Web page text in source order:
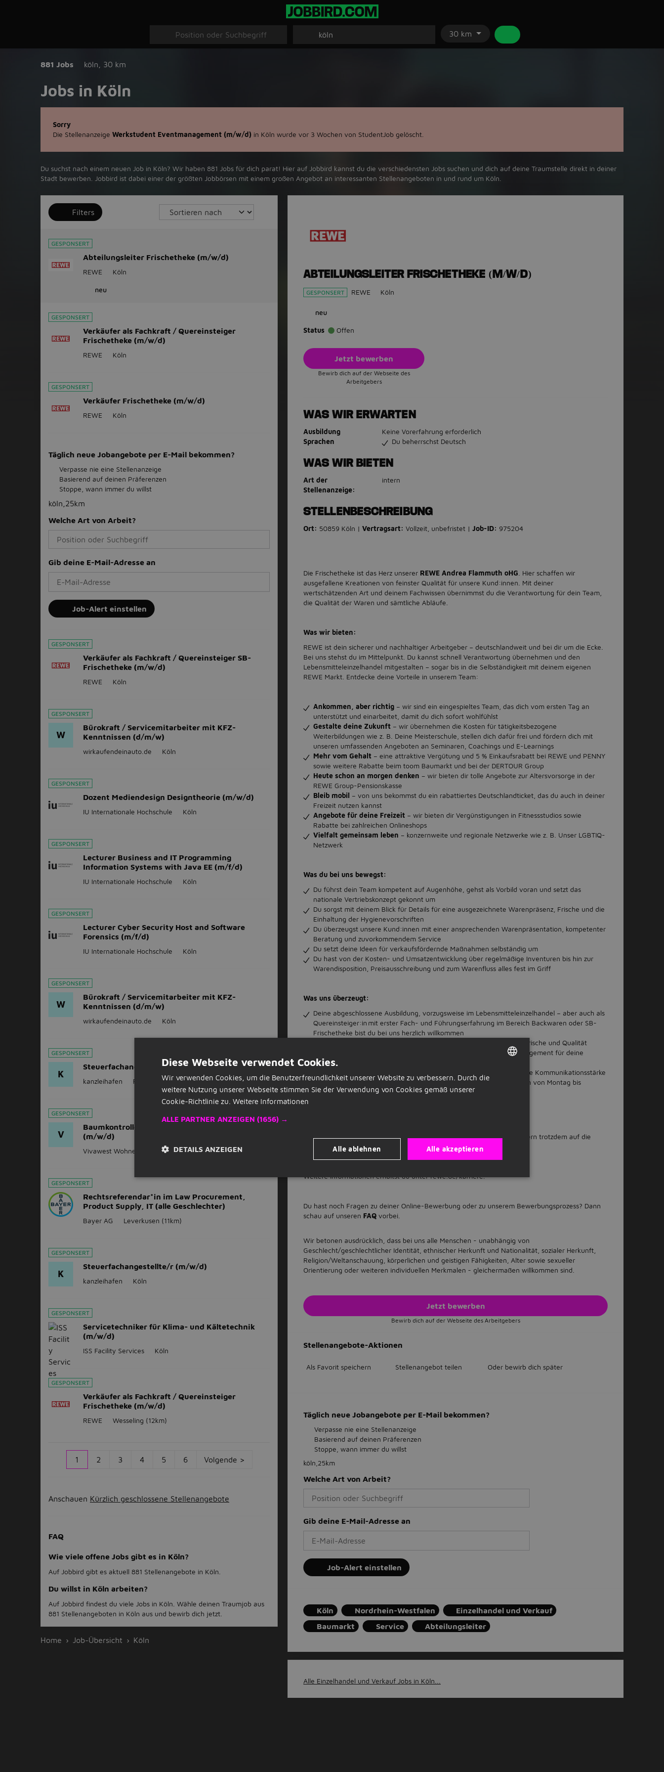
30 km
881 Jobs köln 30 km
Jobs in Köln
Sorry
Die Stellenanzeige Werkstudent Eventmanagement (m/w/d) in Köln wurde vor 3 Wochen von StudentJob gelöscht.
Du suchst nach einem neuen Job in Köln? Wir haben 881 Jobs für dich parat! Hier auf Jobbird kannst du die verschiedensten Jobs suchen und dich auf deine Traumstelle direkt in deiner
Stadt bewerben. Jobbird ist dabei einer der größten Jobbörsen mit einem großen Angebot an interessanten Stellenangeboten in und rund um Köln.
Filters
GESPONSERT
Abteilungsleiter Frischetheke (m/w/d)
REWE Köln
neu
GESPONSERT
Verkäufer als Fachkraft / Quereinsteiger
Frischetheke (m/w/d)
REWE Köln
GESPONSERT
Verkäufer Frischetheke (m/w/d)
REWE Köln
Täglich neue Jobangebote per E-Mail bekommen?
Verpasse nie eine Stellenanzeige
Basierend auf deinen Präferenzen
Stoppe, wann immer du willst
köln,25km
Welche Art von Arbeit?
Gib deine E-Mail-Adresse an
Job-Alert einstellen
GESPONSERT
Verkäufer als Fachkraft / Quereinsteiger SB-
Frischetheke (m/w/d)
REWE Köln
GESPONSERT
W
Bürokraft / Servicemitarbeiter mit KFZ-
Kenntnissen (d/m/w)
wirkaufendeinauto.de Köln
GESPONSERT
Dozent Mediendesign Designtheorie (m/w/d)
IU Internationale Hochschule Köln
GESPONSERT
Lecturer Business and IT Programming
Information Systems with Java EE (m/f/d)
IU Internationale Hochschule Köln
GESPONSERT
Lecturer Cyber Security Host and Software
Forensics (m/f/d)
IU Internationale Hochschule Köln
GESPONSERT
W
Bürokraft / Servicemitarbeiter mit KFZ-
Kenntnissen (d/m/w)
wirkaufendeinauto.de Köln
GESPONSERT
K
Steuerfachangestellte/r (m/w/d)
kanzleihafen Frechen (10km)
GESPONSERT
V
Baumkontrolleur / Spielplatzkontrolleur
(m/w/d)
Vivawest Wohnen GmbH Leverkusen (11km)
GESPONSERT
Rechtsreferendar*in im Law Procurement,
Product Supply, IT (alle Geschlechter)
Bayer AG Leverkusen (11km)
GESPONSERT
K
Steuerfachangestellte/r (m/w/d)
kanzleihafen Köln
GESPONSERT
Servicetechniker für Klima- und Kältetechnik
(m/w/d)
ISS Facility Services Köln
GESPONSERT
Verkäufer als Fachkraft / Quereinsteiger
Frischetheke (m/w/d)
REWE Wesseling (12km)
1 2 3 4 5 6 Volgende >
Anschauen Kürzlich geschlossene Stellenangebote
FAQ
Wie viele offene Jobs gibt es in Köln?
Auf Jobbird gibt es aktuell 881 Stellenangebote in Köln.
Du willst in Köln arbeiten?
Auf Jobbird findest du viele Jobs in Köln. Wähle deinen Traumjob aus
881 Stellenangeboten in Köln aus und bewirb dich jetzt.
Home Job-Übersicht Köln
ABTEILUNGSLEITER FRISCHETHEKE (M/W/D)
GESPONSERT REWE Köln
neu
Status Offen
Jetzt bewerben
Bewirb dich auf der Webseite des
Arbeitgebers
WAS WIR ERWARTEN
Ausbildung
Keine Vorerfahrung erforderlich
Sprachen
Du beherrschst Deutsch
WAS WIR BIETEN
Art der
Stellenanzeige:
intern
STELLENBESCHREIBUNG
Ort: 50859 Köln | Vertragsart: Vollzeit, unbefristet | Job-ID: 975204
Die Frischetheke ist das Herz unserer REWE Andrea Flammuth oHG . Hier schaffen wir
ausgefallene Kreationen von feinster Qualität für unsere Kund:innen. Mit deiner
wertschätzenden Art und deinem Fachwissen übernimmst du die Verantwortung für dein Team,
die Qualität der Waren und sämtliche Abläufe.
Was wir bieten:
REWE ist dein sicherer und nachhaltiger Arbeitgeber – deutschlandweit und bei dir um die Ecke.
Bei uns stehst du im Mittelpunkt. Du kannst schnell Verantwortung übernehmen und den
Lebensmitteleinzelhandel mitgestalten – sogar bis in die Selbständigkeit mit deinem eigenen
REWE Markt. Entdecke deine Vorteile in unserem Team:
Ankommen, aber richtig – wir sind ein eingespieltes Team, das dich vom ersten Tag an
unterstützt und einarbeitet, damit du dich sofort wohlfühlst
Gestalte deine Zukunft – wir übernehmen die Kosten für tätigkeitsbezogene
Weiterbildungen wie z. B. Deine Meisterschule, stellen dich dafür frei und fördern dich mit
unseren umfassenden Angeboten an Seminaren, Coachings und E-Learnings
Mehr vom Gehalt – eine attraktive Vergütung und 5 % Einkaufsrabatt bei REWE und PENNY
sowie weitere Rabatte beim toom Baumarkt und bei der DERTOUR Group
Heute schon an morgen denken – wir bieten dir tolle Angebote zur Altersvorsorge in der
REWE Group-Pensionskasse
Bleib mobil – von uns bekommst du ein rabattiertes Deutschlandticket, das du auch in deiner
Freizeit nutzen kannst
Angebote für deine Freizeit – wir bieten dir Vergünstigungen in Fitnessstudios sowie
Rabatte bei zahlreichen Onlineshops
Vielfalt gemeinsam leben – konzernweite und regionale Netzwerke wie z. B. Unser LGBTIQ-
Netzwerk
Was du bei uns bewegst:
Du führst dein Team kompetent auf Augenhöhe, gehst als Vorbild voran und setzt das
nationale Vertriebskonzept gekonnt um
Du sorgst mit deinem Blick für Details für eine ausgezeichnete Warenpräsenz, Frische und die
Einhaltung der Hygienevorschriften
Du überzeugst unsere Kund:innen mit einer ansprechenden Warenpräsentation, kompetenter
Beratung und zuvorkommendem Service
Du setzt deine Ideen für verkaufsfördernde Maßnahmen selbständig um
Du hast von der Kosten- und Umsatzentwicklung über regelmäßige Inventuren bis hin zur
Warendisposition, Preisausschreibung und zum Warenfluss alles fest im Griff
Was uns überzeugt:
Deine abgeschlossene Ausbildung, vorzugsweise im Lebensmitteleinzelhandel – aber auch als
Quereinsteiger:in mit erster Fach- und Führungserfahrung im Bereich Backwaren oder SB-
Frischetheke bist du bei uns herzlich willkommen
Deine fundierten Warenkenntnisse und dein hohes Bewusstsein für Frische und Qualität
Deine lösungs- und ergebnisorientierte Arbeitsweise sowie dein Engagement für deine
Aufgaben, die du strukturiert und gewissenhaft angehst
Dein Teamgeist, deine ausgeprägte Kund:innenorientierung und deine Kommunikationsstärke
Deine Bereitschaft, in einem flexiblen Schichtsystem mit Einsatzzeiten von Montag bis
Samstag zu arbeiten
Du bist dir nicht sicher, ob du alle Anforderungen erfüllst? Bewirb dich gern trotzdem auf die
Stelle und wir prüfen deine Unterlagen.
Weitere Informationen erhältst du unter rewe.de/karriere.
Du hast noch Fragen zu deiner Online-Bewerbung oder zu unserem Bewerbungsprozess? Dann
schau auf unseren FAQ vorbei.
Wir betonen ausdrücklich, dass bei uns alle Menschen - unabhängig von
Geschlecht/geschlechtlicher Identität, ethnischer Herkunft und Nationalität, sozialer Herkunft,
Religion/Weltanschauung, körperlichen und geistigen Fähigkeiten, Alter sowie sexueller
Orientierung oder weiteren individuellen Merkmalen - gleichermaßen willkommen sind.
Jetzt bewerben
Bewirb dich auf der Webseite des Arbeitgebers
Stellenangebote-Aktionen
Als Favorit speichern Stellenangebot teilen Oder bewirb dich später
Täglich neue Jobangebote per E-Mail bekommen?
Verpasse nie eine Stellenanzeige
Basierend auf deinen Präferenzen
Stoppe, wann immer du willst
köln,25km
Welche Art von Arbeit?
Gib deine E-Mail-Adresse an
Job-Alert einstellen
Köln Nordrhein-Westfalen
Einzelhandel und Verkauf
Baumarkt
Service Abteilungsleiter
Alle Einzelhandel und Verkauf Jobs in Köln...
DUTCH
Diese Webseite verwendet Cookies.
Wir verwenden Cookies, um die Benutzerfreundlichkeit unserer Website zu verbessern. Durch die
weitere Nutzung unserer Webseite stimmen Sie der Verwendung von Cookies gemäß unserer
Cookie-Richtlinie zu. Weitere Informationen
ALLE PARTNER ANZEIGEN (1656) →
Alle akzeptieren
Alle ablehnen
DETAILS ANZEIGEN